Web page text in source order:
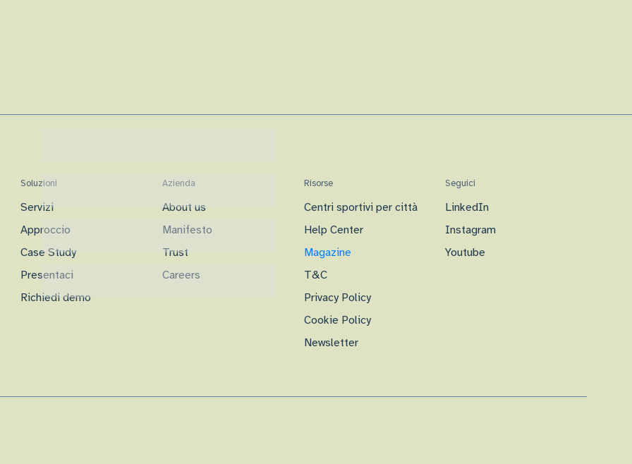
Soluzioni
Servizi
Approccio
Case Study
Presentaci
Richiedi demo
Azienda
About us
Manifesto
Trust
Careers
Risorse
Centri sportivi per città
Help Center
Magazine
T&C
Privacy Policy
Cookie Policy
Newsletter
Seguici
LinkedIn
Instagram
Youtube